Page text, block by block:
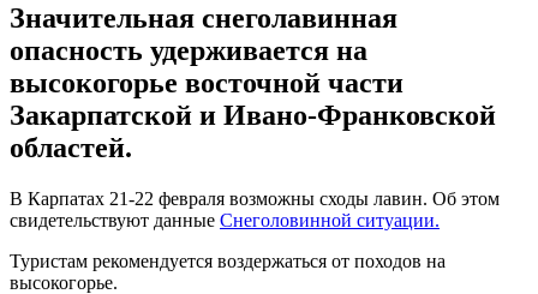
Значительная снеголавинная
опасность удерживается на
высокогорье восточной части
Закарпатской и Ивано-Франковской
областей.
В Карпатах 21-22 февраля возможны сходы лавин. Об этом
свидетельствуют данные Снеголовинной ситуации.
Туристам рекомендуется воздержаться от походов на
высокогорье.